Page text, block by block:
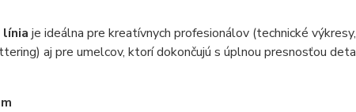
línia je ideálna pre kreatívnych profesionálov (technické
aj pre umelcov, ktorí dokončujú s úplnou presnosťou